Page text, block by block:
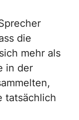
die
mehr als
in der
tatsächlich